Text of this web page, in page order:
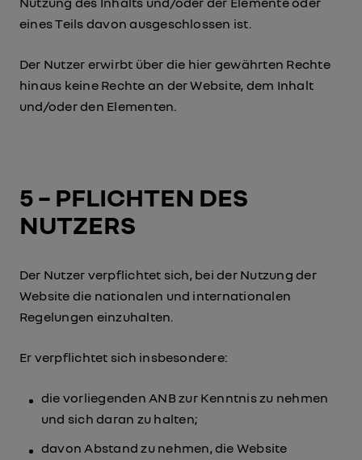
eines Teils davon ausgeschlossen ist.
Der Nutzer erwirbt über die hier gewährten Rechte
hinaus keine Rechte an der Website, dem Inhalt
und/oder den Elementen.
5 – PFLICHTEN DES
NUTZERS
Der Nutzer verpflichtet sich, bei der Nutzung der
Website die nationalen und internationalen
Regelungen einzuhalten.
Er verpflichtet sich insbesondere:
die vorliegenden ANB zur Kenntnis zu nehmen
und sich daran zu halten;
davon Abstand zu nehmen, die Website